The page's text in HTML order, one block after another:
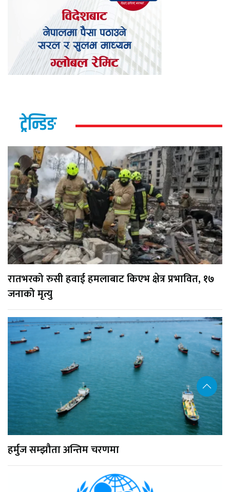
ट्रेन्डिङ
रातभरको रुसी हवाई हमलाबाट किएभ क्षेत्र प्रभावित, १७
जनाको मृत्यु
हर्मुज सम्झौता अन्तिम चरणमा